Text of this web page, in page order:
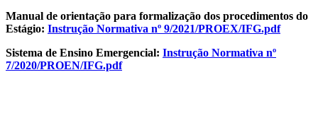
Manual de orientação para formalização dos procedimentos do
Estágio: Instrução Normativa nº 9/2021/PROEX/IFG.pdf
Sistema de Ensino Emergencial: Instrução Normativa nº
7/2020/PROEN/IFG.pdf